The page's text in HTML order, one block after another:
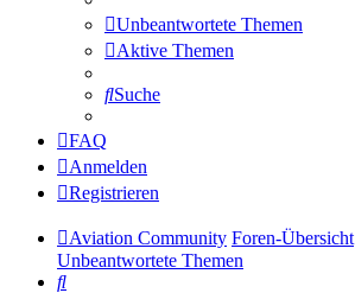
Unbeantwortete Themen
Aktive Themen
Suche
FAQ
Anmelden
Registrieren
Aviation Community Foren-Übersicht
Unbeantwortete Themen
Suche